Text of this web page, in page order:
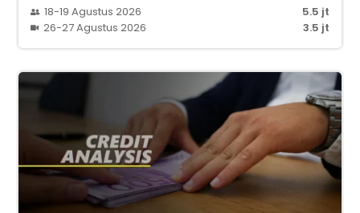
18-19 Agustus 2026
5.5 jt
26-27 Agustus 2026
3.5 jt